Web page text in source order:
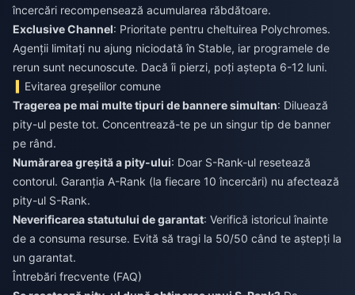
încercări recompensează acumularea răbdătoare.
Exclusive Channel: Prioritate pentru cheltuirea Polychromes.
Agenții limitați nu ajung niciodată în Stable, iar programele de
rerun sunt necunoscute. Dacă îi pierzi, poți aștepta 6-12 luni.
Evitarea greșelilor comune
Tragerea pe mai multe tipuri de bannere simultan: Diluează
pity-ul peste tot. Concentrează-te pe un singur tip de banner
pe rând.
Numărarea greșită a pity-ului: Doar S-Rank-ul resetează
contorul. Garanția A-Rank (la fiecare 10 încercări) nu afectează
pity-ul S-Rank.
Neverificarea statutului de garantat: Verifică istoricul înainte
de a consuma resurse. Evită să tragi la 50/50 când te aștepți la
un garantat.
Întrebări frecvente (FAQ)